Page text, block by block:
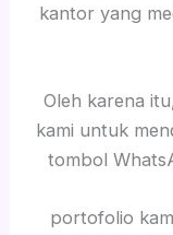
kantor yang
Oleh karena
kami untuk
tombol
portofolio